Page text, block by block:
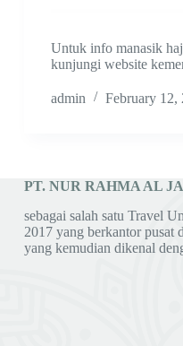
Untuk info manasik
kunjungi website
admin February 12,
PT. NUR RAHMA AL
sebagai salah satu Travel
2017 yang berkantor pusat
yang kemudian dikenal